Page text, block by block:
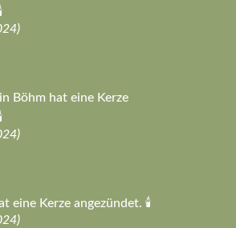
Böhm hat eine Kerze
eine Kerze angezündet. 🕯️